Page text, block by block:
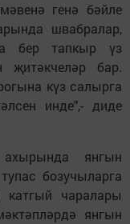
генә бәйле
швабралар,
бер тапкыр үз
җитәкчеләр бар.
күз салырга
инде",- диде
янгын
бозучыларга
чаралары
янгын